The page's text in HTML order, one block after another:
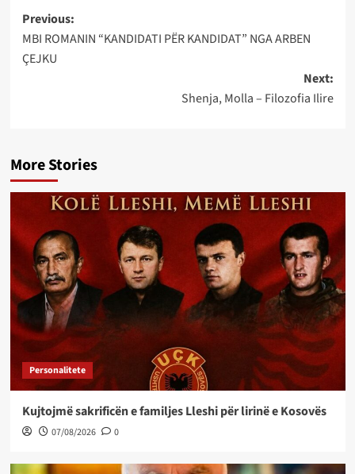
Post
navigation
Previous:
MBI ROMANIN “KANDIDATI PËR KANDIDAT” NGA ARBEN
ÇEJKU
Next:
Shenja, Molla – Filozofia Ilire
More Stories
Personalitete
Kujtojmë sakrificën e familjes Lleshi për lirinë e Kosovës
07/08/2026 0